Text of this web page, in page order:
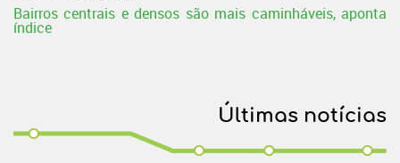
Bairros centrais e densos são mais caminháveis, aponta
índice
Últimas notícias